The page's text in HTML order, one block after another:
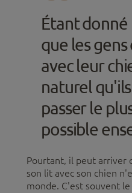
Étant
que les
avec leur
naturel
passer le
possible
Pourtant, il peut arriver
son lit avec son chien
monde. C'est souvent